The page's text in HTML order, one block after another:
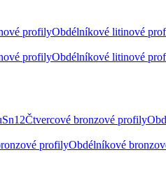
profilyObdélníkové litinové
profilyObdélníkové litinové
Čtvercové bronzové profily
profilyObdélníkové